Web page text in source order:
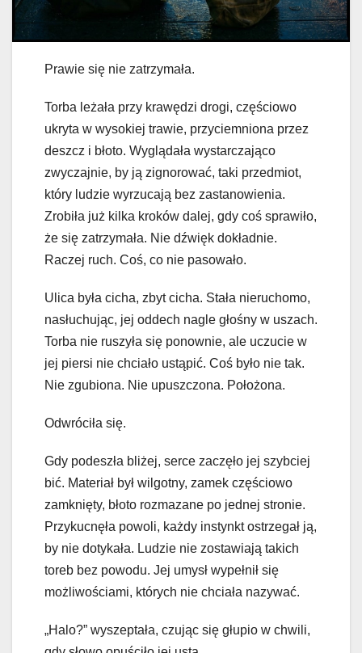
Prawie się nie zatrzymała.
Torba leżała przy krawędzi drogi, częściowo
ukryta w wysokiej trawie, przyciemniona przez
deszcz i błoto. Wyglądała wystarczająco
zwyczajnie, by ją zignorować, taki przedmiot,
który ludzie wyrzucają bez zastanowienia.
Zrobiła już kilka kroków dalej, gdy coś sprawiło,
że się zatrzymała. Nie dźwięk dokładnie.
Raczej ruch. Coś, co nie pasowało.
Ulica była cicha, zbyt cicha. Stała nieruchomo,
nasłuchując, jej oddech nagle głośny w uszach.
Torba nie ruszyła się ponownie, ale uczucie w
jej piersi nie chciało ustąpić. Coś było nie tak.
Nie zgubiona. Nie upuszczona. Położona.
Odwróciła się.
Gdy podeszła bliżej, serce zaczęło jej szybciej
bić. Materiał był wilgotny, zamek częściowo
zamknięty, błoto rozmazane po jednej stronie.
Przykucnęła powoli, każdy instynkt ostrzegał ją,
by nie dotykała. Ludzie nie zostawiają takich
toreb bez powodu. Jej umysł wypełnił się
możliwościami, których nie chciała nazywać.
„Halo?” wyszeptała, czując się głupio w chwili,